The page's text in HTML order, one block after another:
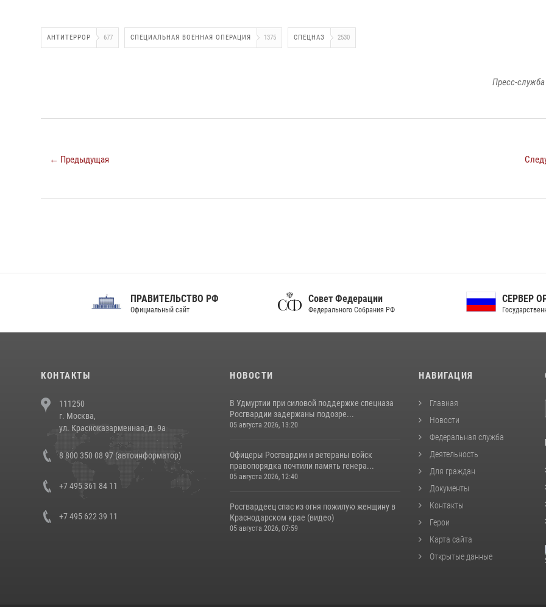
АНТИТЕРРОР 677 СПЕЦИАЛЬНАЯ ВОЕННАЯ ОПЕРАЦИЯ 1375 СПЕЦНАЗ 2530
Пресс-служба
← Предыдущая
ПРАВИТЕЛЬСТВО РФ
Официальный сайт
Совет Федерации
Федерального Собрания РФ
СЕРВЕР ОРГАНОВ
Государственной власти РФ
КОНТАКТЫ
111250
г. Москва,
ул. Красноказарменная, д. 9а
8 800 350 08 97 (автоинформатор)
+7 495 361 84 11
+7 495 622 39 11
НОВОСТИ
В Удмуртии при силовой поддержке спецназа
Росгвардии задержаны подозре...
05 августа 2026, 13:20
Офицеры Росгвардии и ветераны войск
правопорядка почтили память генера...
05 августа 2026, 12:40
Росгвардеец спас из огня пожилую женщину в
Краснодарском крае (видео)
05 августа 2026, 07:59
НАВИГАЦИЯ
Главная
Новости
Федеральная служба
Деятельность
Для граждан
Документы
Контакты
Герои
Карта сайта
Открытые данные